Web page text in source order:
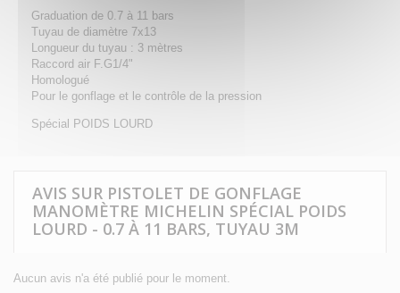
Graduation de 0.7 à 11 bars
Tuyau de diamètre 7x13
Longueur du tuyau : 3 mètres
Raccord air F.G1/4"
Homologué
Pour le gonflage et le contrôle de la pression
Spécial POIDS LOURD
AVIS SUR PISTOLET DE GONFLAGE
MANOMÈTRE MICHELIN SPÉCIAL POIDS
LOURD - 0.7 À 11 BARS, TUYAU 3M
Aucun avis n'a été publié pour le moment.